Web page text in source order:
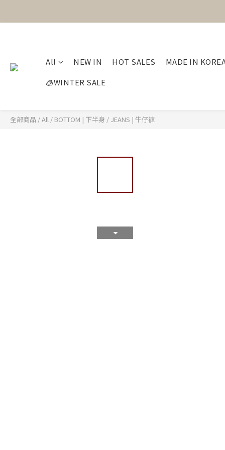
All NEW IN HOT SALES
MADE IN
🧊WINTER SALE
全部商品 /All / BOTTOM | 下半身 / JEANS | 牛仔褲